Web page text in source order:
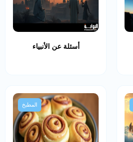
أسئلة عن الأنبياء
المطبخ